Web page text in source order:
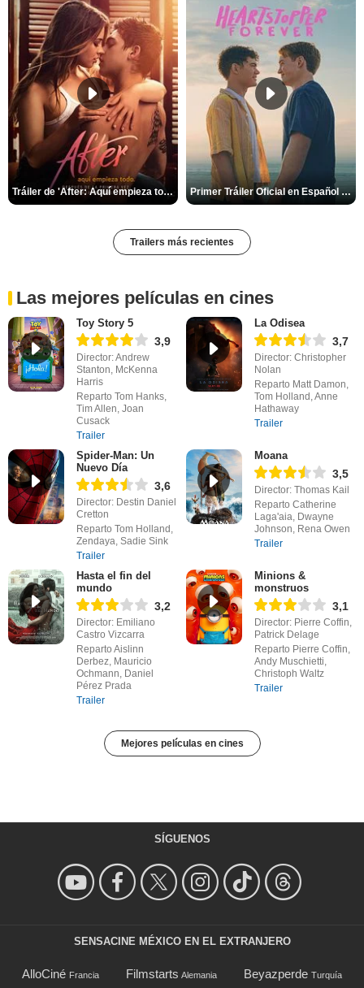
Tráiler de 'After: Aquí empieza todo' Primer Tráiler Oficial en Español de 'Heartstopper Forever'
Trailers más recientes
Las mejores películas en cines
Toy Story 5
3,9
Director: Andrew
Stanton, McKenna
Harris
Reparto Tom Hanks,
Tim Allen, Joan
Cusack
Trailer
La Odisea
3,7
Director: Christopher
Nolan
Reparto Matt Damon,
Tom Holland, Anne
Hathaway
Trailer
Spider-Man: Un
Nuevo Día
3,6
Director: Destin Daniel
Cretton
Reparto Tom Holland,
Zendaya, Sadie Sink
Trailer
Moana
3,5
Director: Thomas Kail
Reparto Catherine
Laga'aia, Dwayne
Johnson, Rena Owen
Trailer
Hasta el fin del
mundo
3,2
Director: Emiliano
Castro Vizcarra
Reparto Aislinn
Derbez, Mauricio
Ochmann, Daniel
Pérez Prada
Trailer
Minions &
monstruos
3,1
Director: Pierre Coffin,
Patrick Delage
Reparto Pierre Coffin,
Andy Muschietti,
Christoph Waltz
Trailer
Mejores películas en cines
SÍGUENOS
SENSACINE MÉXICO EN EL EXTRANJERO
AlloCiné Francia Filmstarts Alemania Beyazperde Turquía